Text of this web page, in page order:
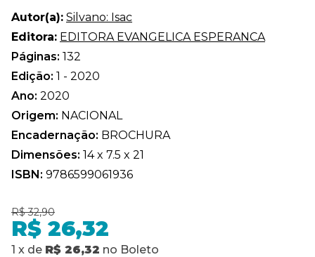
Autor(a): Silvano: Isac
Editora: EDITORA EVANGELICA ESPERANCA
Páginas: 132
Edição: 1 - 2020
Ano: 2020
Origem: NACIONAL
Encadernação: BROCHURA
Dimensões: 14 x 7.5 x 21
ISBN: 9786599061936
R$ 32,90
R$ 26,32
1 x de R$ 26,32 no Boleto